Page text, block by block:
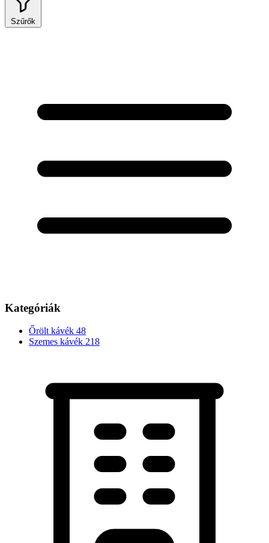
Szűrők
Kategóriák
Őrölt kávék 48
Szemes kávék 218